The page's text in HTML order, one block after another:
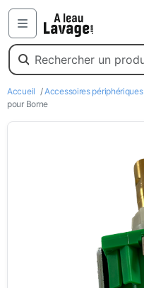
Menu
Accueil /Accessoires périphériques
pour Borne